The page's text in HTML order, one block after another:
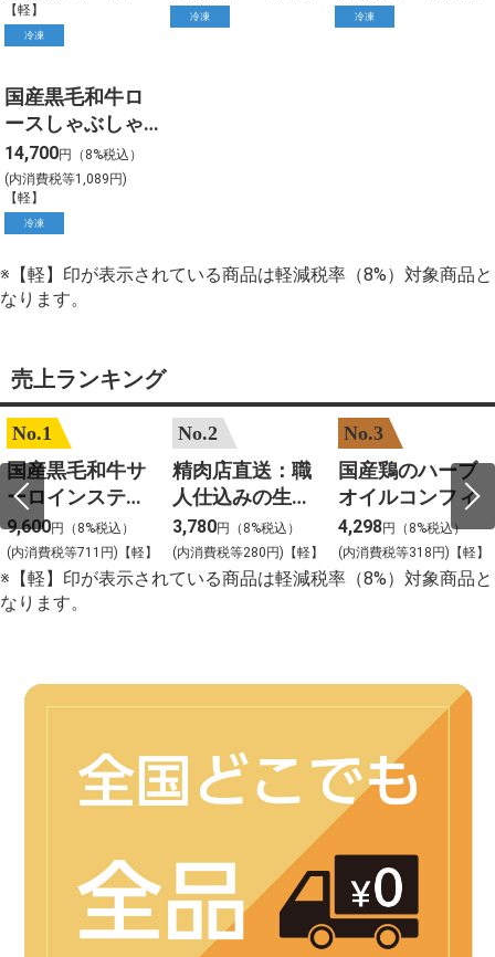
【軽】
冷凍
冷凍 冷凍
国産黒毛和牛ロ
ースしゃぶしゃ
ぶ用 約700g入
14,700円（8%税込）
(内消費税等1,089円)
【軽】
冷凍
※【軽】印が表示されている商品は軽減税率（8%）対象商品と
なります。
売上ランキング
No.1
国産黒毛和牛サ
ーロインステー
キ 約200gカット
2枚入
9,600円（8%税込）
(内消費税等711円)【軽】
No.2
精肉店直送：職
人仕込みの生ハ
ンバーグ
3,780円（8%税込）
(内消費税等280円)【軽】
No.3
国産鶏のハーブ
オイルコンフィ
4,298円（8%税込）
(内消費税等318円)【軽】
※【軽】印が表示されている商品は軽減税率（8%）対象商品と
なります。